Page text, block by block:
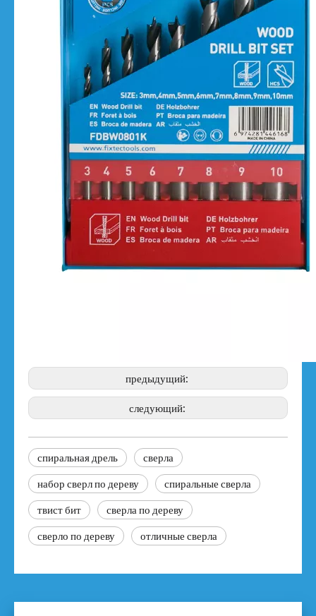
предыдущий:
следующий:
спиральная дрель сверла
набор сверл по дереву спиральные сверла
твист бит сверла по дереву
сверло по дереву отличные сверла